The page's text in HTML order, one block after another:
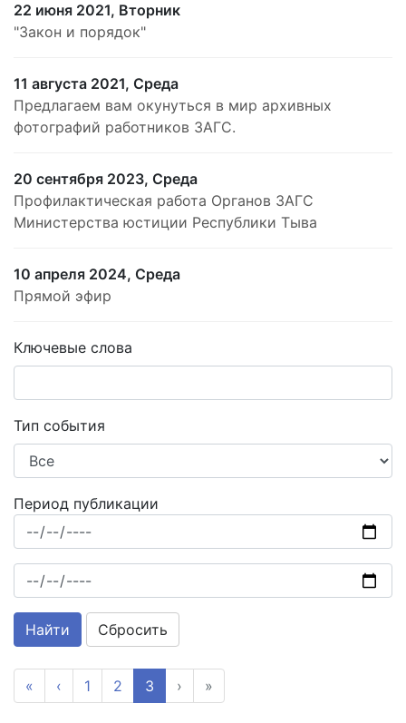
22 июня 2021, Вторник
"Закон и порядок"
11 августа 2021, Среда
Предлагаем вам окунуться в мир архивных
фотографий работников ЗАГС.
20 сентября 2023, Среда
Профилактическая работа Органов ЗАГС
Министерства юстиции Республики Тыва
10 апреля 2024, Среда
Прямой эфир
Ключевые слова
Тип события
Период публикации
Сбросить
« ‹ 1 2 3 › »